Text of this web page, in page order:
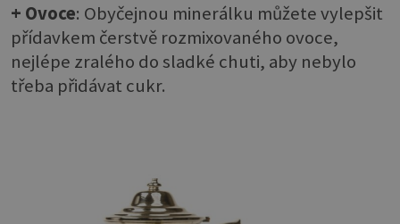
+ Ovoce: Obyčejnou minerálku můžete vylepšit
přídavkem čerstvě rozmixovaného ovoce,
nejlépe zralého do sladké chuti, aby nebylo
třeba přidávat cukr.